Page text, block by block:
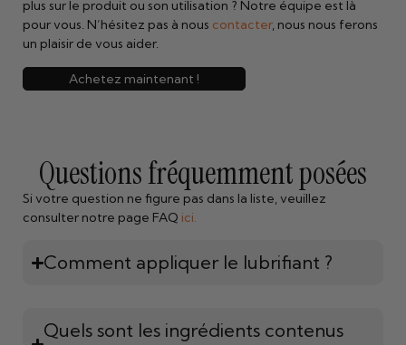
plus sur le produit ou son utilisation ? Notre équipe est là
pour vous. N’hésitez pas à nous contacter, nous nous ferons
un plaisir de vous aider.
Achetez maintenant !
Questions fréquemment posées
Si votre question ne figure pas dans la liste, veuillez
consulter notre page FAQ ici.
Comment appliquer le lubrifiant ?
Quels sont les ingrédients contenus